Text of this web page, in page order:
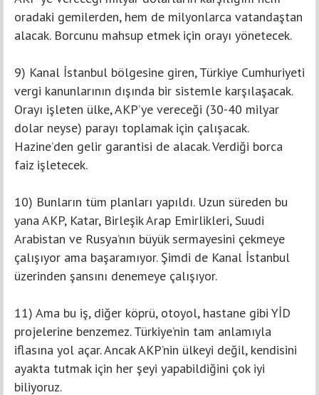
oradaki gemilerden, hem de milyonlarca vatandaştan
alacak. Borcunu mahsup etmek için orayı yönetecek.
9) Kanal İstanbul bölgesine giren, Türkiye Cumhuriyeti
vergi kanunlarının dışında bir sistemle karşılaşacak.
Orayı işleten ülke, AKP’ye vereceği (30-40 milyar
dolar neyse) parayı toplamak için çalışacak.
Hazine’den gelir garantisi de alacak. Verdiği borca
faiz işletecek.
10) Bunların tüm planları yapıldı. Uzun süreden bu
yana AKP, Katar, Birleşik Arap Emirlikleri, Suudi
Arabistan ve Rusya’nın büyük sermayesini çekmeye
çalışıyor ama başaramıyor. Şimdi de Kanal İstanbul
üzerinden şansını denemeye çalışıyor.
11) Ama bu iş, diğer köprü, otoyol, hastane gibi YİD
projelerine benzemez. Türkiye’nin tam anlamıyla
iflasına yol açar. Ancak AKP’nin ülkeyi değil, kendisini
ayakta tutmak için her şeyi yapabildiğini çok iyi
biliyoruz.